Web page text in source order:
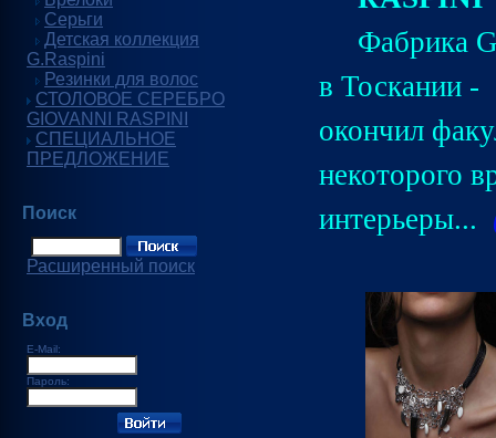
Серьги
Детская коллекция
G.Raspini
Резинки для волос
СТОЛОВОЕ СЕРЕБРО
GIOVANNI RASPINI
СПЕЦИАЛЬНОЕ
ПРЕДЛОЖЕНИЕ
Поиск
Расширенный поиск
Вход
E-Mail:
Пароль:
Фабрика
в Тоскании -
окончил
некоторого
интерьеры...